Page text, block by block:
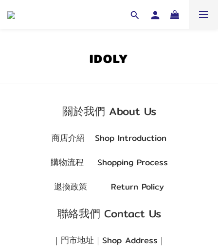
IDOLY
關於我們 About Us
商店介紹 Shop Introduction
購物流程
Shopping Process
退換政策
Return Policy
聯絡我們 Contact Us
｜門市地址｜Shop Address｜